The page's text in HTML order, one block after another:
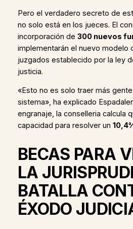
Pero el verdadero secreto de
no solo está en los jueces. El
incorporación de 300 nuevos
implementarán el nuevo modelo
juzgados establecido por la ley
justicia.
«Esto no es solo traer más
sistema», ha explicado
engranaje, la conselleria calcula
capacidad para resolver un
BECAS PARA
LA
BATALLA
ÉXODO